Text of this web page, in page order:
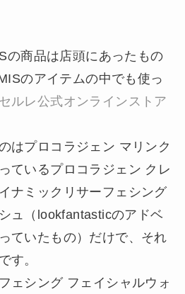
の商品は店頭にあったもの
のアイテムの中でも使っ
セルレ公式オンラインストア
はプロコラジェン マリンク
ているプロコラジェン クレ
ナミックリサーフェシング
ュ（lookfantasticのアドベ
ていたもの）だけで、それ
す。
ェシング フェイシャルウォ